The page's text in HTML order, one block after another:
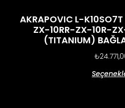
AKRAPOVIC L-
ZX-10RR-ZX-10R-
(TITANIUM)
₺